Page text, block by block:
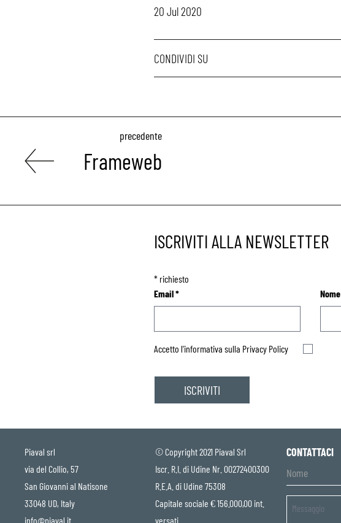
20 Jul 2020
CONDIVIDI SU
precedente
Frameweb
ISCRIVITI ALLA NEWSLETTER
*richiesto
Email* Nome
Accetto l'informativa sulla Privacy Policy
Piaval srl
via del Collio, 57
San Giovanni al Natisone
33048 UD, Italy
info@piaval.it
© Copyright 2021 Piaval Srl
Iscr. R.I. di Udine Nr. 00272400300
R.E.A. di Udine 75308
Capitale sociale € 156.000,00 int.
versati
CONTATTACI
Untitled